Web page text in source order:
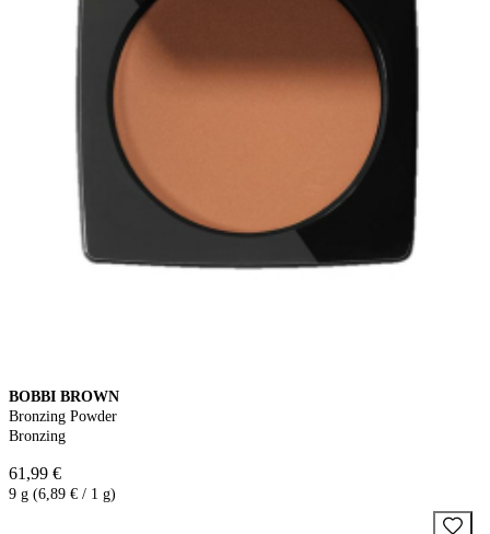
BOBBI BROWN
Bronzing Powder
Bronzing
61,99 €
9 g (6,89 € / 1 g)